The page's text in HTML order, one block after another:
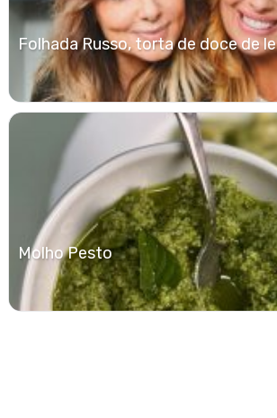
Folhada Russo, torta de doce de
Molho Pesto